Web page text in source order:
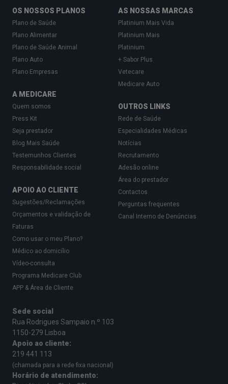
OS NOSSOS PLANOS
Plano de Saúde
Plano Alimentar
Plano de Saúde Animal
Plano Auto
Plano Empresas
A MEDICARE
Quem somos
Press Kit
Seja prestador
Blog Mais Saúde
Testemunhos Clientes
Responsabilidade social
APOIO AO CLIENTE
Sugestões/Reclamações
Orçamentos e validação de
Faturas
Como usar o meu Plano?
Médico ao domicílio
Vídeo-consulta
Programa Medicare Club
APP & Área de Cliente
AS NOSSAS MARCAS
Platinium Mais Vida
Platinium Mais
Platinium
+ Sabor Plus
Vetecare
Medicare Auto
OUTROS LINKS
Rede de Saúde
Especialidades Médicas
Notícias
Recrutamento
Adesão online
Área do prestador
Contactos
Perguntas frequentes
Canal Interno de Denúncias
Sede social
Rua Rodrigues Sampaio n.º 103
1150-279 Lisboa
Apoio ao cliente:
219 441 113
(chamada para a rede fixa nacional)
Horário de atendimento: